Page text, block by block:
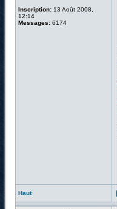
Inscription: 13 Août 2008,
12:14
Messages: 6174
Haut